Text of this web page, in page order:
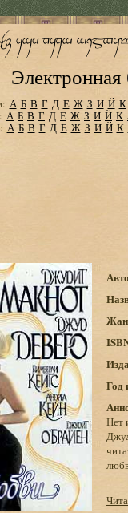
А Б В Г Д Е Ж З И Й К
А Б В Г Д Е Ж З И Й К
А Б В Г Д Е Ж З И Й К
Год
Нет